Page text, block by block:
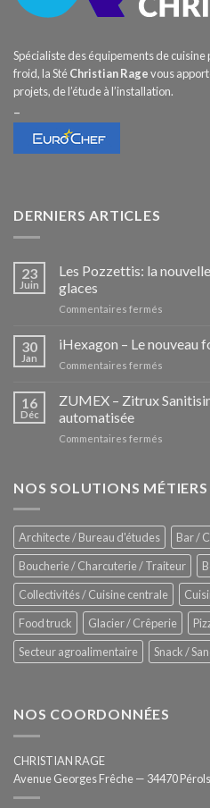
Spécialiste des équipements de
froid, la StéChristian Ragevous
projets, de l’étude à l’installation.
–
DERNIERS ARTICLES
23
Juin
Les Pozzettis: la
glaces
Commentaires fermés
Pozzettis:
la
des
30
Jan
iHexagon – Le nouveau
Commentaires fermés
–
Le
de
16
Déc
ZUMEX – Zitrux
automatisée
Commentaires fermés
Zitrux
–
Hygiène
totale
NOS SOLUTIONS MÉTIERS
Architecte / Bureau d'études
Bar /
Boucherie / Charcuterie / Traiteur
Collectivités / Cuisine centrale
Food truck
Glacier / Crêperie
Secteur agroalimentaire
Snack /
NOS COORDONNÉES
CHRISTIAN RAGE
Avenue Georges Frêche — 34470